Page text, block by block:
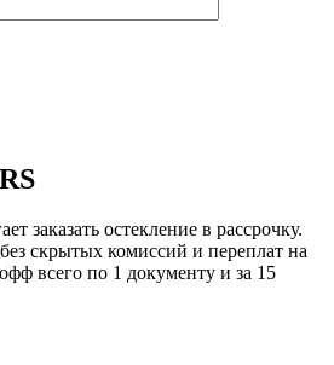
заказать остекление в рассрочку.
скрытых комиссий и переплат на
всего по 1 документу и за 15